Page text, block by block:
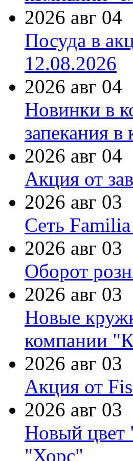
2026 авг 04
Посуда в
12.08.2026
2026 авг 04
Новинки в
запекания
2026 авг 04
Акция от
2026 авг 03
Сеть
2026 авг 03
Оборот
2026 авг 03
Новые
компании
2026 авг 03
Акция от
2026 авг 03
Новый цвет
"Хорс"